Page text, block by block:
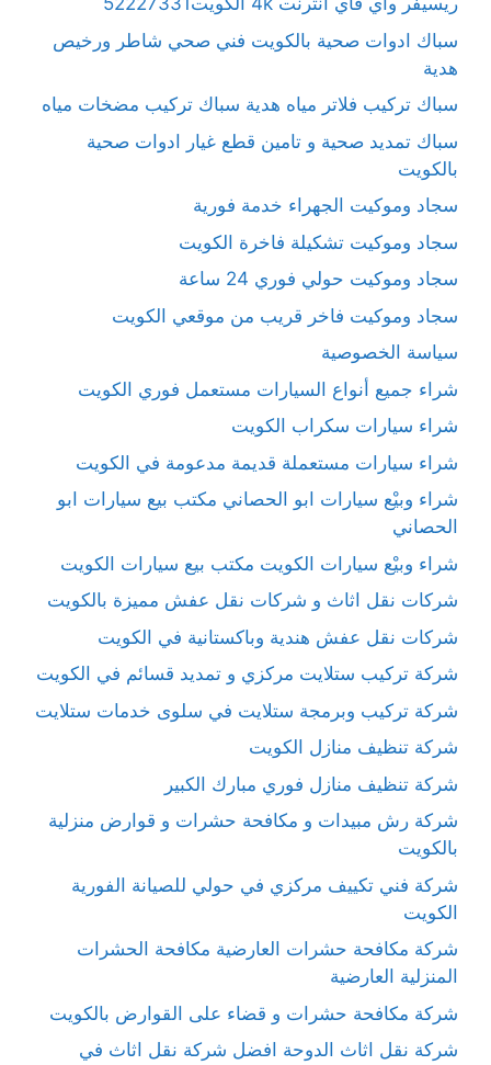
سباك ادوات صحية بالكويت فني صحي شاطر ورخيص
هدية
سباك تركيب فلاتر مياه هدية سباك تركيب مضخات مياه
سباك تمديد صحية و تامين قطع غيار ادوات صحية
بالكويت
سجاد وموكيت الجهراء خدمة فورية
سجاد وموكيت تشكيلة فاخرة الكويت
سجاد وموكيت حولي فوري 24 ساعة
سجاد وموكيت فاخر قريب من موقعي الكويت
سياسة الخصوصية
شراء جميع أنواع السيارات مستعمل فوري الكويت
شراء سيارات سكراب الكويت
شراء سيارات مستعملة قديمة مدعومة في الكويت
شراء وبيْع سيارات ابو الحصاني مكتب بيع سيارات ابو
الحصاني
شراء وبيْع سيارات الكويت مكتب بيع سيارات الكويت
شركات نقل اثاث و شركات نقل عفش مميزة بالكويت
شركات نقل عفش هندية وباكستانية في الكويت
شركة تركيب ستلايت مركزي و تمديد قسائم في الكويت
شركة تركيب وبرمجة ستلايت في سلوى خدمات ستلايت
شركة تنظيف منازل الكويت
شركة تنظيف منازل فوري مبارك الكبير
شركة رش مبيدات و مكافحة حشرات و قوارض منزلية
بالكويت
شركة فني تكييف مركزي في حولي للصيانة الفورية
الكويت
شركة مكافحة حشرات العارضية مكافحة الحشرات
المنزلية العارضية
شركة مكافحة حشرات و قضاء على القوارض بالكويت
شركة نقل اثاث الدوحة افضل شركة نقل اثاث في